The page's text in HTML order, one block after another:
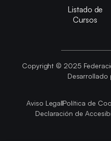
Listado de
Cursos
Copyright © 2025
Desarrollado
Aviso LegalPolítica de
Declaración de